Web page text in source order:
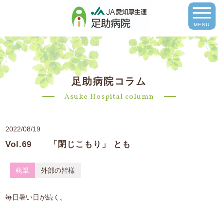
MENU
足助病院コラム
Asuke Hospital column
2022/08/19
Vol.69 「閉じこもり」 とも
執筆 外部の皆様
毎日暑い日が続く。